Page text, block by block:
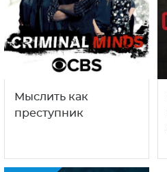
Мыслить как
преступник